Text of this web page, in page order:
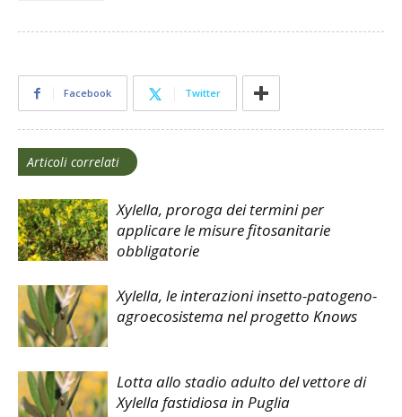
Facebook Twitter
Articoli correlati
Xylella, proroga dei termini per
applicare le misure fitosanitarie
obbligatorie
Xylella, le interazioni insetto-patogeno-
agroecosistema nel progetto Knows
Lotta allo stadio adulto del vettore di
Xylella fastidiosa in Puglia